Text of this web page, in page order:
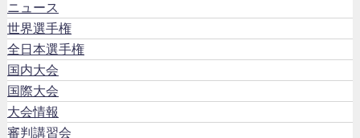
ニュース
世界選手権
全日本選手権
国内大会
国際大会
大会情報
審判講習会